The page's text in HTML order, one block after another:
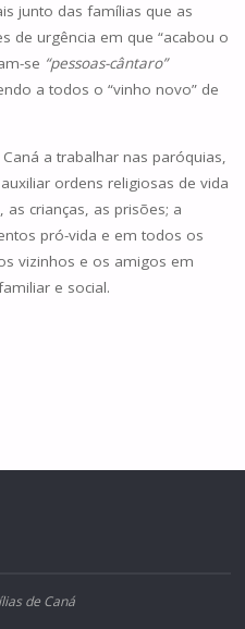
junto das famílias que as
de urgência em que “acabou o
se “pessoas-cântaro”
a todos o “vinho novo” de
a trabalhar nas paróquias,
ordens religiosas de vida
crianças, as prisões; a
pró-vida e em todos os
vizinhos e os amigos em
e social.
de Caná